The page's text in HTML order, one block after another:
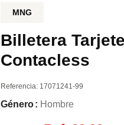
MNG
Billetera
Contacless
Referencia: 17071241-99
Género
Hombre